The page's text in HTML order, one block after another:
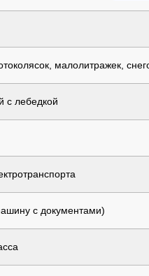
малолитражек,
с лебедкой
с документами)